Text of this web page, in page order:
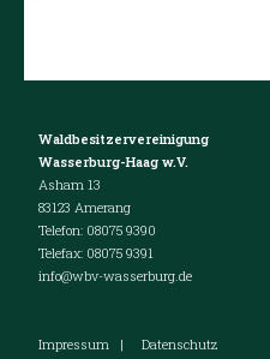
Waldbesitzervereinigung
Wasserburg-Haag w.V.
Asham 13
83123 Amerang
Telefon: 08075 9390
Telefax: 08075 9391
info@wbv-wasserburg.de
Impressum | Datenschutz